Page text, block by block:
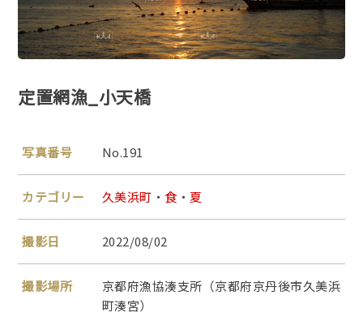
定置網漁_小天橋
写真番号 No.191
カテゴリー 久美浜町 ・ 食 ・ 夏
撮影日 2022/08/02
撮影場所
京都府漁協湊支所（京都府京丹後市久美浜
町湊宮）